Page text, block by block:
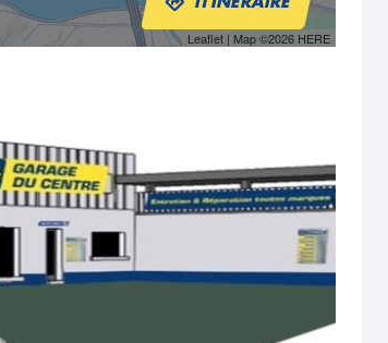
Leaflet | Map ©2026 HERE